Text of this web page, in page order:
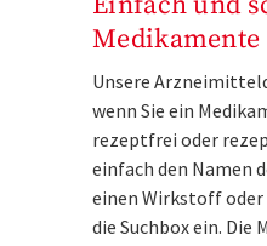
Unsere
wenn Sie ein
rezeptfrei oder
einfach den Namen
einen Wirkstoff oder
die Suchbox ein. Die